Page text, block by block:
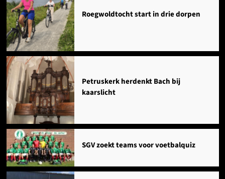
Roegwoldtocht start in drie dorpen
Petruskerk herdenkt Bach bij
kaarslicht
SGV zoekt teams voor voetbalquiz